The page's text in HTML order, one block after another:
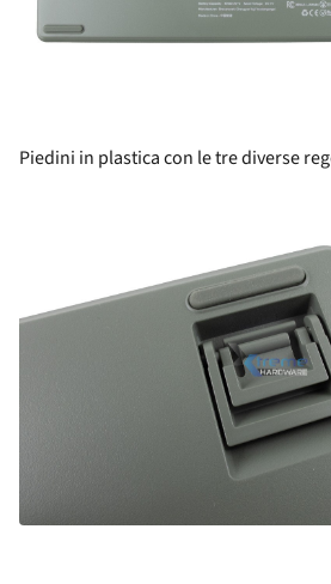
Piedini in plastica con le tre diverse